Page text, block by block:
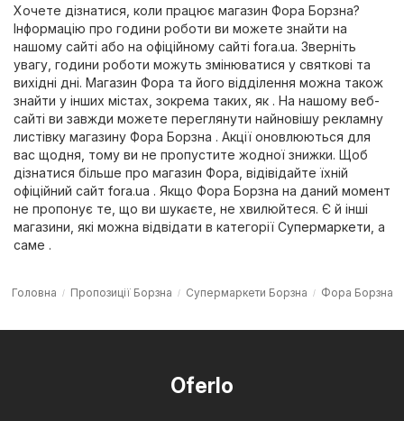
Хочете дізнатися, коли працює магазин Фора Борзна?
Інформацію про години роботи ви можете знайти на
нашому сайті або на офіційному сайті fora.ua. Зверніть
увагу, години роботи можуть змінюватися у святкові та
вихідні дні. Магазин Фора та його відділення можна також
знайти у інших містах, зокрема таких, як . На нашому веб-
сайті ви завжди можете переглянути найновішу рекламну
листівку магазину Фора Борзна . Акції оновлюються для
вас щодня, тому ви не пропустите жодної знижки. Щоб
дізнатися більше про магазин Фора, відівідайте їхній
офіційний сайт fora.ua . Якщо Фора Борзна на даний момент
не пропонує те, що ви шукаєте, не хвилюйтеся. Є й інші
магазини, які можна відвідати в категорії Супермаркети , а
саме .
Головна Пропозиції Борзна Супермаркети Борзна Фора Борзна
Oferlo